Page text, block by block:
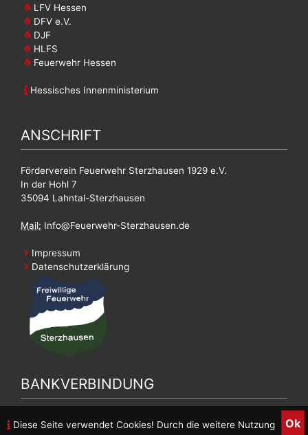
Diese Seite verwendet Cookies! Durch die weitere Nutzung Ok
LFV Hessen
DFV e.V.
DJF
HLFS
Feuerwehr Hessen
Hessisches Innenministerium
ANSCHRIFT
Förderverein Feuerwehr Sterzhausen 1929 e.V.
In der Hohl 7
35094 Lahntal-Sterzhausen
Mail: Info@Feuerwehr-Sterzhausen.de
Impressum
Datenschutzerklärung
BANKVERBINDUNG
Bankverbindung Feuerwehrverein